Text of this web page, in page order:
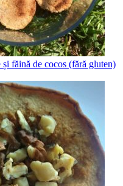
făină de cocos (fără gluten)